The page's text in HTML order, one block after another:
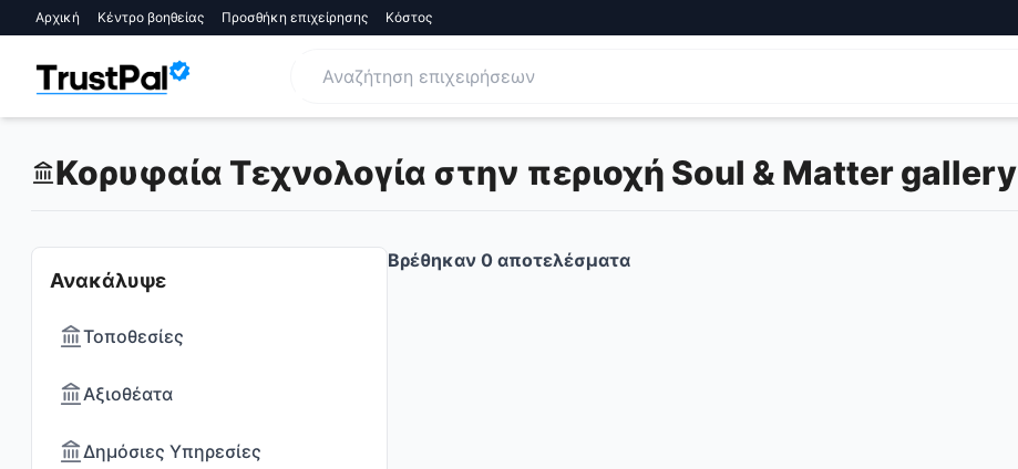
Αρχική Κέντρο βοηθείας Προσθήκη επιχείρησης Κόστος
Κορυφαία Τεχνολογία στην περιοχή Soul & Matter gallery
Ανακάλυψε
Τοποθεσίες
Αξιοθέατα
Δημόσιες Υπηρεσίες
Βρέθηκαν 0 αποτελέσματα